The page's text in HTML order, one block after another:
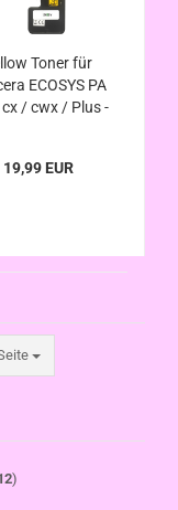
Toner für
ECOSYS PA
/ cwx / Plus -
19,99 EUR
)